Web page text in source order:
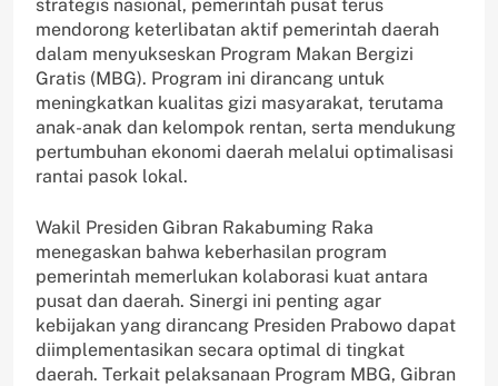
strategis nasional, pemerintah pusat terus
mendorong keterlibatan aktif pemerintah daerah
dalam menyukseskan Program Makan Bergizi
Gratis (MBG). Program ini dirancang untuk
meningkatkan kualitas gizi masyarakat, terutama
anak-anak dan kelompok rentan, serta mendukung
pertumbuhan ekonomi daerah melalui optimalisasi
rantai pasok lokal.
Wakil Presiden Gibran Rakabuming Raka
menegaskan bahwa keberhasilan program
pemerintah memerlukan kolaborasi kuat antara
pusat dan daerah. Sinergi ini penting agar
kebijakan yang dirancang Presiden Prabowo dapat
diimplementasikan secara optimal di tingkat
daerah. Terkait pelaksanaan Program MBG, Gibran